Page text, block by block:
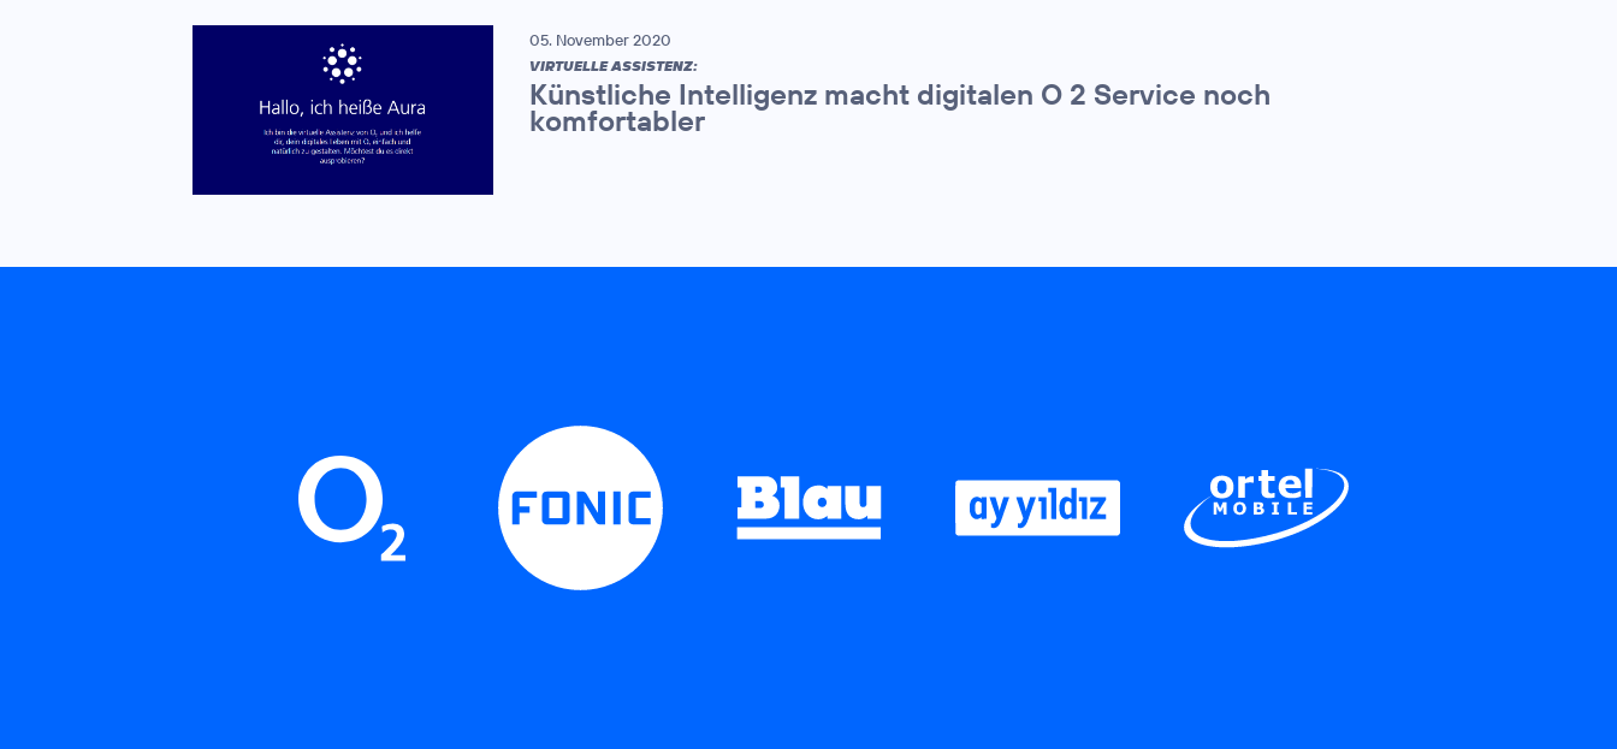
05. November 2020
VIRTUELLE ASSISTENZ:
Künstliche Intelligenz macht digitalen O 2 Service noch
komfortabler